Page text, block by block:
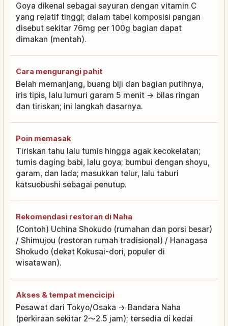
Goya dikenal sebagai sayuran dengan vitamin C
yang relatif tinggi; dalam tabel komposisi pangan
disebut sekitar 76mg per 100g bagian dapat
dimakan (mentah).
Cara mengurangi pahit
Belah memanjang, buang biji dan bagian putihnya,
iris tipis, lalu lumuri garam 5 menit → bilas ringan
dan tiriskan; ini langkah dasarnya.
Poin memasak
Tiriskan tahu lalu tumis hingga agak kecokelatan;
tumis daging babi, lalu goya; bumbui dengan shoyu,
garam, dan lada; masukkan telur, lalu taburi
katsuobushi sebagai penutup.
Rekomendasi restoran di Naha
(Contoh) Uchina Shokudo (rumahan dan porsi besar)
/ Shimujou (restoran rumah tradisional) / Hanagasa
Shokudo (dekat Kokusai-dori, populer di
wisatawan).
Akses & tempat mencicipi
Pesawat dari Tokyo/Osaka → Bandara Naha
(perkiraan sekitar 2〜2.5 jam); tersedia di kedai